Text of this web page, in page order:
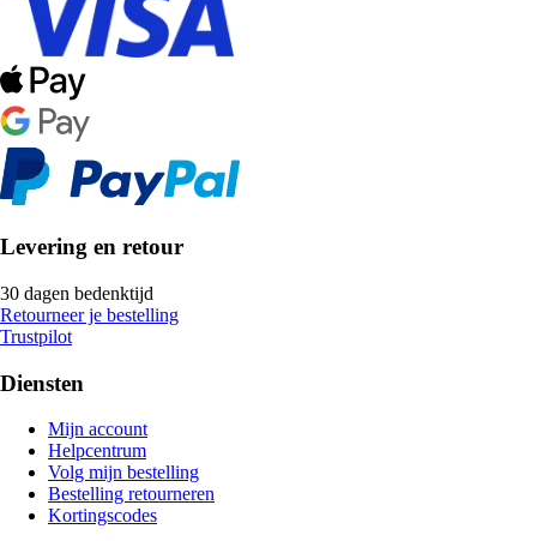
Levering en retour
30 dagen bedenktijd
Retourneer je bestelling
Trustpilot
Diensten
Mijn account
Helpcentrum
Volg mijn bestelling
Bestelling retourneren
Kortingscodes